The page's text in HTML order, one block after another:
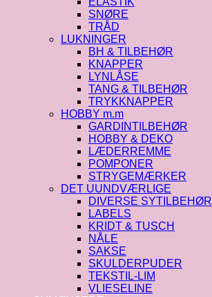
SNØRE
TRÅD
LUKNINGER
BH & TILBEHØR
KNAPPER
LYNLÅSE
TANG & TILBEHØR
TRYKKNAPPER
HOBBY m.m
GARDINTILBEHØR
HOBBY & DEKO
LÆDERREMME
POMPONER
STRYGEMÆRKER
DET UUNDVÆRLIGE
DIVERSE SYTILBEHØR
LABELS
KRIDT & TUSCH
NÅLE
SAKSE
SKULDERPUDER
TEKSTIL-LIM
VLIESELINE